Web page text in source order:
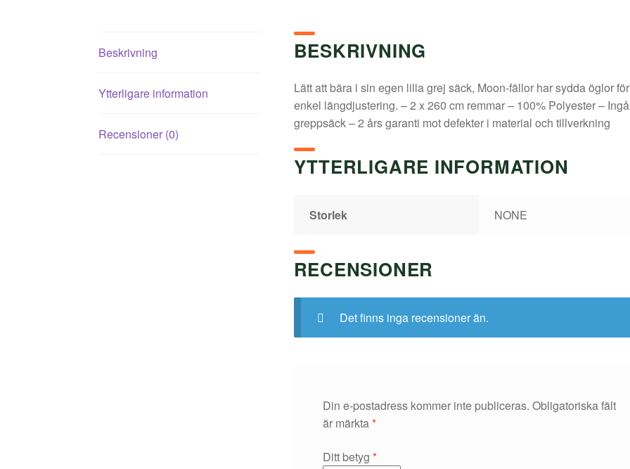
Beskrivning
Ytterligare information
Recensioner (0)
BESKRIVNING
Lätt att bära i sin egen lilla grej säck, Moon-fällor har sydda öglor för
enkel längdjustering. – 2 x 260 cm remmar – 100% Polyester –
greppsäck – 2 års garanti mot defekter i material och tillverkning
YTTERLIGARE INFORMATION
Storlek NONE
RECENSIONER
Det finns inga recensioner än.
Din e-postadress kommer inte publiceras. Obligatoriska fält
är märkta*
Ditt betyg*